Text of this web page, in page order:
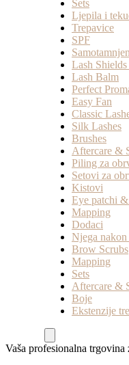
Sets
Ljepila i
Trepavice
SPF
Lash
Lash Balm
Perfect
Easy Fan
Classic
Silk Lashes
Brushes
Aftercare &
Piling za
Setovi za
Kistovi
Eye patchi
Mapping
Dodaci
Njega
Brow Scrubs
Mapping
Sets
Aftercare &
Boje
Ekstenzije
Vaša profesionalna trgovina